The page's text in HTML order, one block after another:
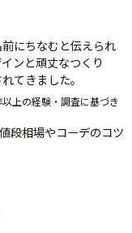
にちなむと伝えられ
ンと頑丈なつくり
てきました。
上の経験・調査に基づき
段相場やコーデのコツ